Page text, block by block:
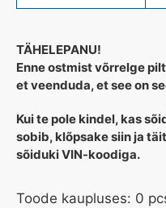
TÄHELEPANU!
Enne ostmist võrrelge
et veenduda, et see on
Kui te pole kindel, kas
sobib, klõpsake siin ja
sõiduki VIN-koodiga.
Toode kaupluses: 0